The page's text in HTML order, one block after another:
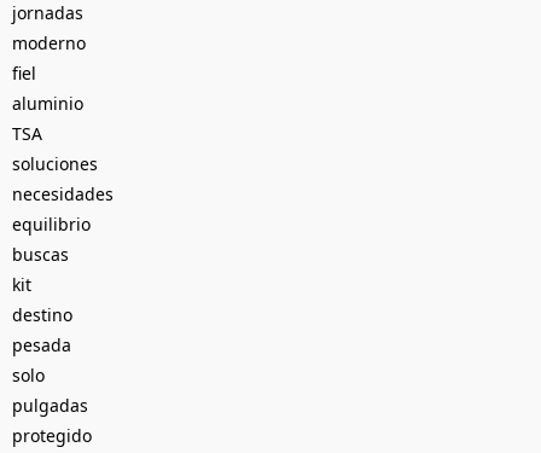
jornadas
moderno
fiel
aluminio
TSA
soluciones
necesidades
equilibrio
buscas
kit
destino
pesada
solo
pulgadas
protegido